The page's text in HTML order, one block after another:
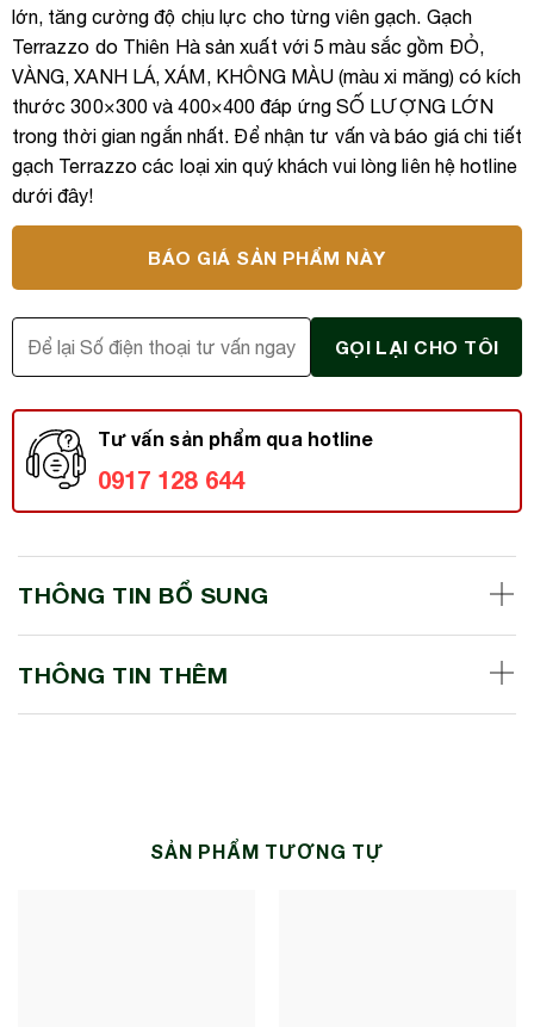
lớn, tăng cường độ chịu lực cho từng viên gạch. Gạch
Terrazzo do Thiên Hà sản xuất với 5 màu sắc gồm ĐỎ,
VÀNG, XANH LÁ, XÁM, KHÔNG MÀU (màu xi măng) có kích
thước 300×300 và 400×400 đáp ứng SỐ LƯỢNG LỚN
trong thời gian ngắn nhất. Để nhận tư vấn và báo giá chi tiết
gạch Terrazzo các loại xin quý khách vui lòng liên hệ hotline
dưới đây!
BÁO GIÁ SẢN PHẨM NÀY
Tư vấn sản phẩm qua hotline
0917 128 644
THÔNG TIN BỔ SUNG
THÔNG TIN THÊM
SẢN PHẨM TƯƠNG TỰ